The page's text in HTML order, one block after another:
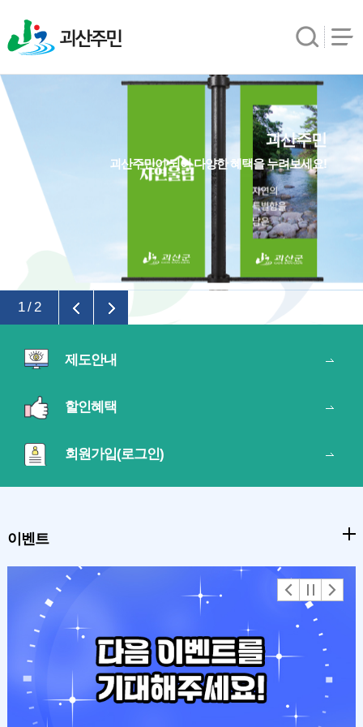
괴산주민
괴산주민
괴산주민이 되어 다양한 혜택을 누려보세요!
1/2
제도안내
할인혜택
회원가입(로그인)
이벤트